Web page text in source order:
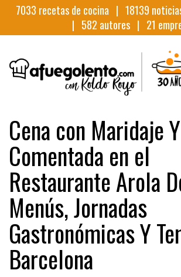
7033 recetas de cocina | 18139
| 582 autores | 21
Cena con Maridaje
Comentada en el
Restaurante Arola
Menús, Jornadas
Gastronómicas Y
Barcelona